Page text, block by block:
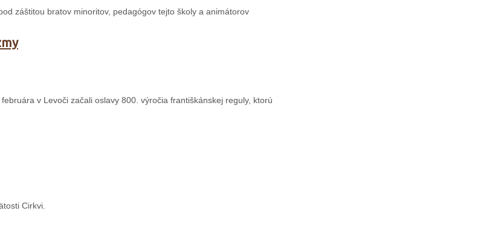
záštitou bratov minoritov, pedagógov tejto školy a animátorov
v Levoči začali oslavy 800. výročia františkánskej reguly, ktorú
Cirkvi.